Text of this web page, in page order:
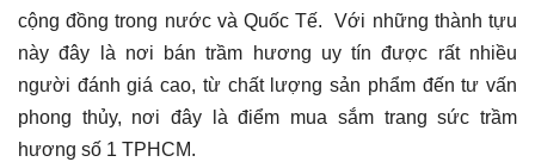
cộng đồng trong nước và Quốc Tế. Với những thành tựu
này đây là nơi bán trầm hương uy tín được rất nhiều
người đánh giá cao, từ chất lượng sản phẩm đến tư vấn
phong thủy, nơi đây là điểm mua sắm trang sức trầm
hương số 1 TPHCM.